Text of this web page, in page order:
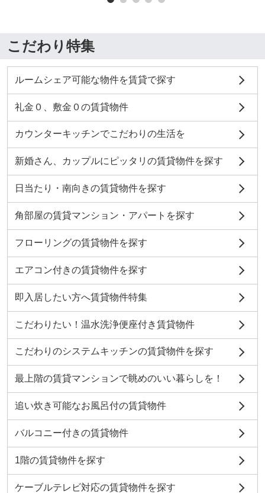
こだわり特集
ルームシェア可能な物件を賃貸で探す
礼金０、敷金０の賃貸物件
カウンターキッチンでこだわりの生活を
新婚さん、カップルにピッタリの賃貸物件を探す
日当たり・南向きの賃貸物件を探す
角部屋の賃貸マンション・アパートを探す
フローリングの賃貸物件を探す
エアコン付きの賃貸物件を探す
即入居したい方へ賃貸物件特集
こだわりたい！温水洗浄便座付き賃貸物件
こだわりのシステムキッチンの賃貸物件を探す
最上階の賃貸マンションで眺めのいい暮らしを！
追い炊き可能なお風呂付の賃貸物件
バルコニー付きの賃貸物件
1階の賃貸物件を探す
ケーブルテレビ対応の賃貸物件を探す